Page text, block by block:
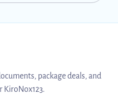
package deals, and
KiroNox123.